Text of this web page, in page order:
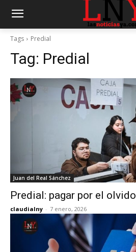
Tags Predial
Tag: Predial
Juan del Real Sánchez
Predial: pagar por el olvido
claudialny - 7 enero, 2026